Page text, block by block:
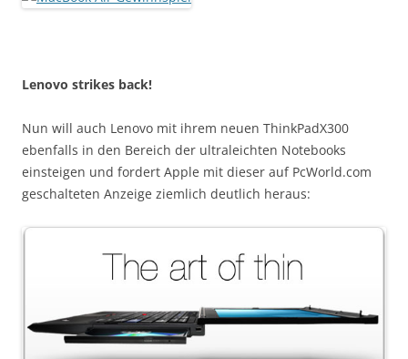
Lenovo strikes back!
Nun will auch Lenovo mit ihrem neuen ThinkPadX300
ebenfalls in den Bereich der ultraleichten Notebooks
einsteigen und fordert Apple mit dieser auf PcWorld.com
geschalteten Anzeige ziemlich deutlich heraus: